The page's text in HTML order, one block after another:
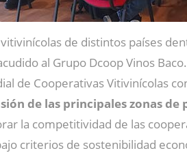
de distintos países
al Grupo Dcoop Vinos
de Cooperativas Vitivinícolas
de las principales zonas
la competitividad de las
criterios de sostenibilidad